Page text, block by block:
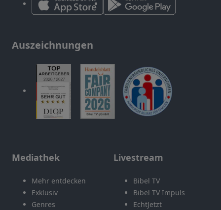
Auszeichnungen
Mediathek
Mehr entdecken
Exklusiv
Genres
Livestream
Bibel TV
Bibel TV Impuls
EchtJetzt